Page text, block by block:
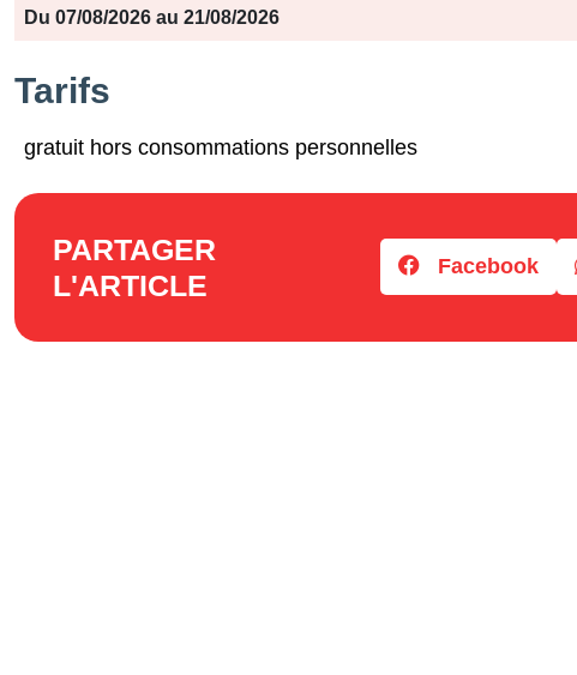
Période Jours Horaires
Du 07/08/2026 au 21/08/2026
Tarifs
gratuit hors consommations personnelles
PARTAGER
L'ARTICLE
Facebook